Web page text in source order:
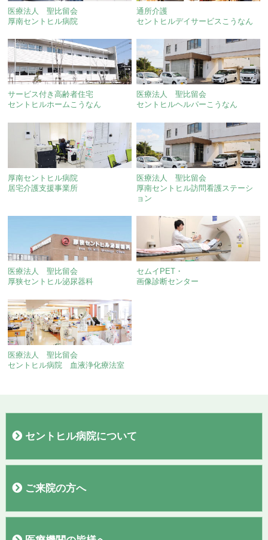
医療法人 聖比留会
厚南セントヒル病院
通所介護
セントヒルデイサービスこうなん
サービス付き高齢者住宅
セントヒルホームこうなん
医療法人 聖比留会
セントヒルヘルパーこうなん
厚南セントヒル病院
居宅介護支援事業所
医療法人 聖比留会
厚南セントヒル訪問看護ステーシ
ョン
医療法人 聖比留会
厚狭セントヒル泌尿器科
セムイPET・
画像診断センター
医療法人 聖比留会
セントヒル病院 血液浄化療法室
セントヒル病院について
ご来院の方へ